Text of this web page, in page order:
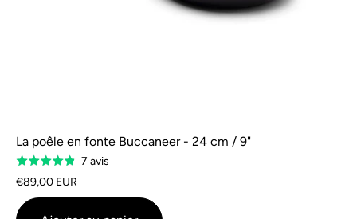
La poêle en fonte Buccaneer - 24 cm / 9"
Évalué
à
4,9
sur
7 avisSur
base
€89,00 EUR